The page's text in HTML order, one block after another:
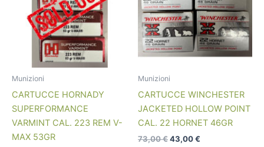
Munizioni
CARTUCCE HORNADY
SUPERFORMANCE
VARMINT CAL. 223 REM V-
MAX 53GR
Munizioni
CARTUCCE WINCHESTER
JACKETED HOLLOW POINT
CAL. 22 HORNET 46GR
73,00€43,00€